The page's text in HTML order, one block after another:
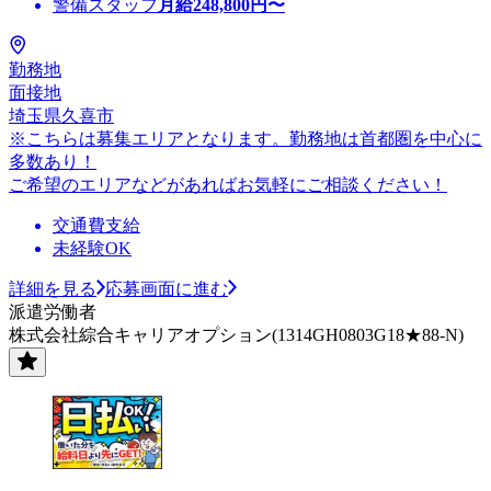
警備スタッフ 月給248,800円〜
勤務地
面接地
埼玉県久喜市
※こちらは募集エリアとなります。勤務地は首都圏を中心に
多数あり！
ご希望のエリアなどがあればお気軽にご相談ください！
交通費支給
未経験OK
詳細を見る
応募画面に進む
派遣労働者
株式会社綜合キャリアオプション(1314GH0803G18★88-N)